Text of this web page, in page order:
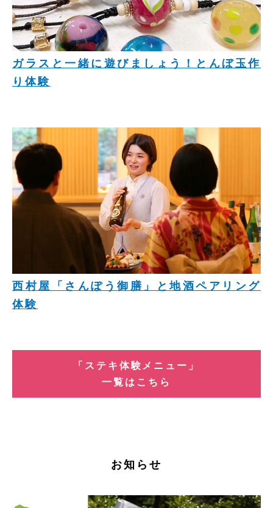
ガラスと一緒に遊びましょう！とんぼ玉作
り体験
西村屋「さんぽう御膳」と地酒ペアリング
体験
「ステキ体験メニュー」
一覧はこちら
お知らせ